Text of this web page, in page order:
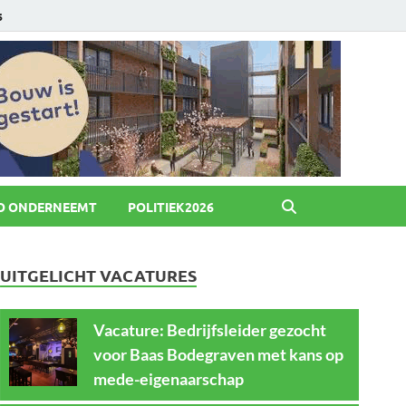
ONDERNEEMT POLITIEK2026
UITGELICHT VACATURES
Vacature: Bedrijfsleider gezocht
voor Baas Bodegraven met kans op
mede-eigenaarschap